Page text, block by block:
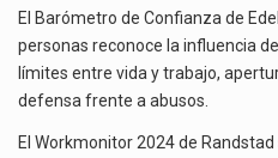
El Barómetro de Confianza de
personas reconoce la influencia
límites entre vida y trabajo,
defensa frente a abusos.
El Workmonitor 2024 de